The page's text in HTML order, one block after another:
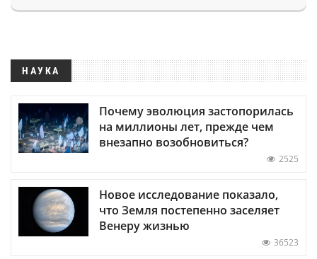
НАУКА
Почему эволюция застопорилась
на миллионы лет, прежде чем
внезапно возобновиться?
2525
Новое исследование показало,
что Земля постепенно заселяет
Венеру жизнью
36523